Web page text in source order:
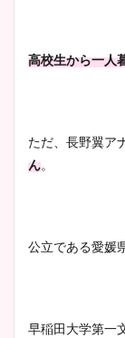
高校生から一人
ただ、 長野翼ア
ん。
公立である愛媛
早稲田大学第一